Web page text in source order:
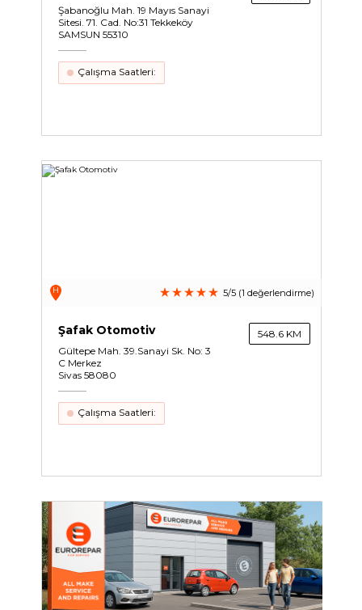
Şabanoğlu Mah. 19 Mayıs Sanayi
Sitesi. 71. Cad. No:31 Tekkeköy
SAMSUN 55310
Çalışma Saatleri:
H 5/5 (1 değerlendirme)
Şafak Otomotiv
Gültepe Mah. 39.Sanayi Sk. No: 3
C Merkez
Sivas 58080
548.6 KM
Çalışma Saatleri: